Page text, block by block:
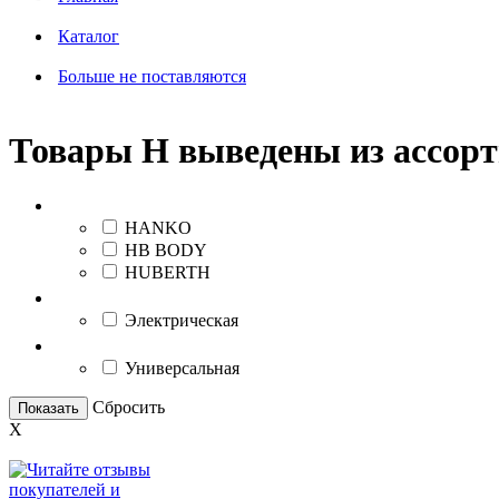
Каталог
Больше не поставляются
Товары H выведены из
HANKO
HB BODY
HUBERTH
Электрическая
Универсальная
Показать
Сбросить
X